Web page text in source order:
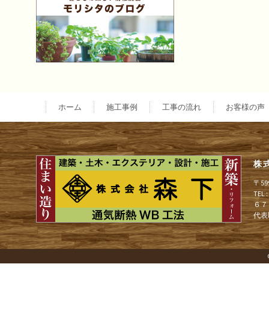
ー
シ
ョ
ン
ホーム 施工事例 工事の流れ お客様の声
株
〒
TEL
６
代